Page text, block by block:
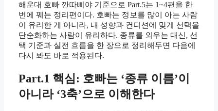
해운대 호빠 깐따삐야 기준으로 Part.5는 1~4편을 한
번에 꿰는 정리편이다. 호빠는 정보를 많이 아는 사람
이 유리한 게 아니라, 내 성향과 컨디션에 맞게 선택을
단순화하는 사람이 유리하다. 종류를 외우는 대신, 선
택 기준과 실전 흐름을 한 장으로 정리해두면 다음에
다시 봐도 바로 적용된다.
Part.1 핵심: 호빠는 ‘종류 이름’이
아니라 ‘3축’으로 이해한다